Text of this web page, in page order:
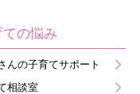
の悩み
んの子育てサポート
相談室